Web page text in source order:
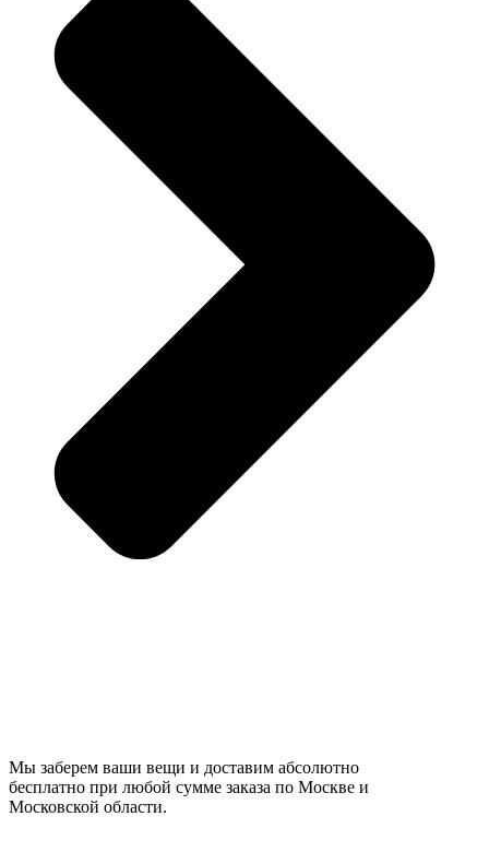
Мы заберем ваши вещи и доставим абсолютно
бесплатно при любой сумме заказа по Москве и
Московской области.